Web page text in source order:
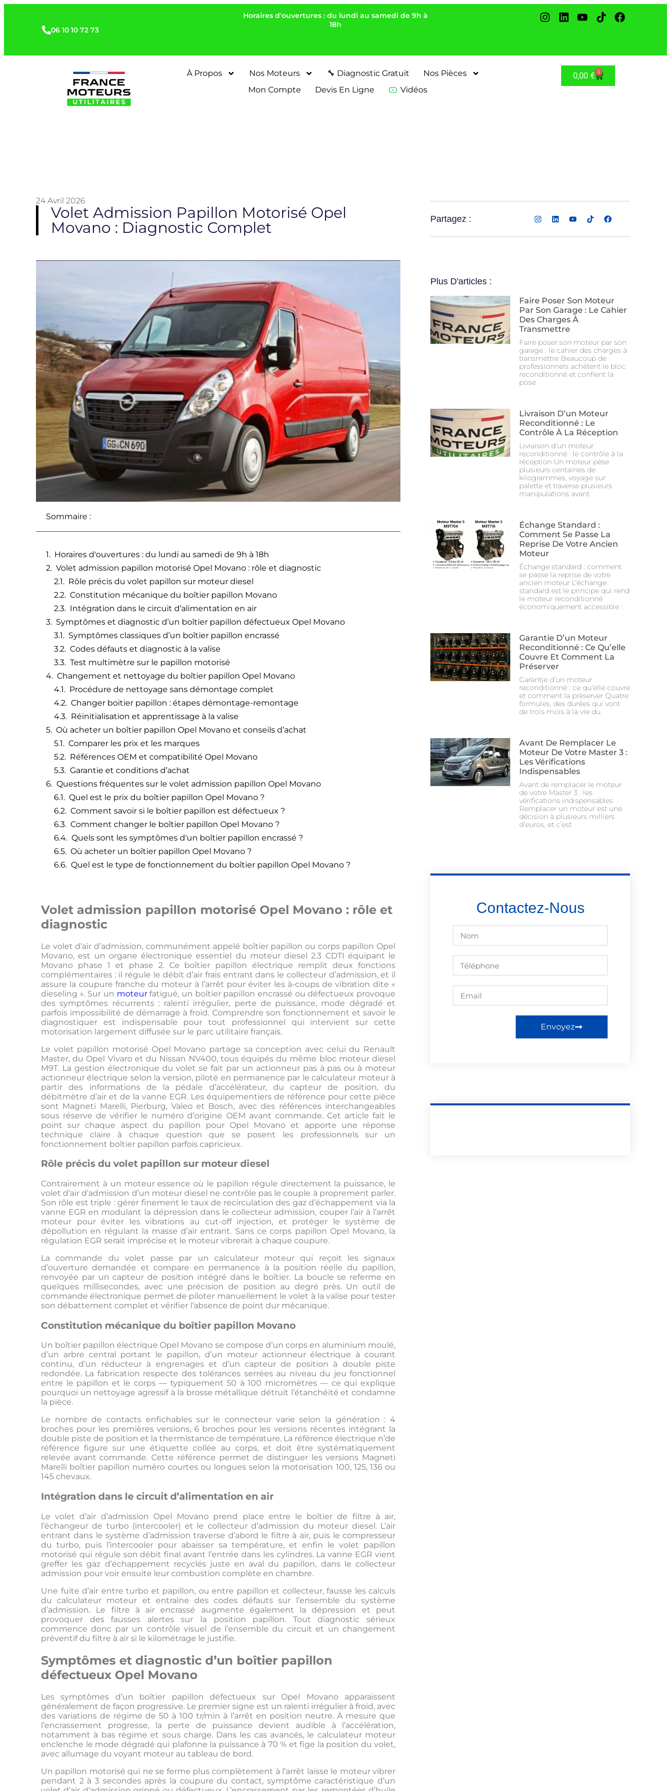
06 10 10 72 73
Horaires d'ouvertures : du lundi au samedi de 9h à
18h
À Propos Nos Moteurs 🔧 Diagnostic Gratuit
Nos Pièces
Mon Compte
Devis En Ligne Vidéos
0,00 € 0
24 Avril 2026
Volet Admission Papillon Motorisé Opel
Movano : Diagnostic Complet
Sommaire :
Horaires d'ouvertures : du lundi au samedi de 9h à 18h
Volet admission papillon motorisé Opel Movano : rôle et diagnostic
Rôle précis du volet papillon sur moteur diesel
Constitution mécanique du boîtier papillon Movano
Intégration dans le circuit d’alimentation en air
Symptômes et diagnostic d’un boîtier papillon défectueux Opel Movano
Symptômes classiques d’un boîtier papillon encrassé
Codes défauts et diagnostic à la valise
Test multimètre sur le papillon motorisé
Changement et nettoyage du boîtier papillon Opel Movano
Procédure de nettoyage sans démontage complet
Changer boitier papillon : étapes démontage-remontage
Réinitialisation et apprentissage à la valise
Où acheter un boîtier papillon Opel Movano et conseils d’achat
Comparer les prix et les marques
Références OEM et compatibilité Opel Movano
Garantie et conditions d’achat
Questions fréquentes sur le volet admission papillon Opel Movano
Quel est le prix du boîtier papillon Opel Movano ?
Comment savoir si le boîtier papillon est défectueux ?
Comment changer le boîtier papillon Opel Movano ?
Quels sont les symptômes d'un boîtier papillon encrassé ?
Où acheter un boîtier papillon Opel Movano ?
Quel est le type de fonctionnement du boîtier papillon Opel Movano ?
Volet admission papillon motorisé Opel Movano : rôle et
diagnostic
Le volet d’air d’admission, communément appelé boîtier papillon ou corps papillon Opel
Movano, est un organe électronique essentiel du moteur diesel 2.3 CDTI équipant le
Movano phase 1 et phase 2. Ce boîtier papillon électrique remplit deux fonctions
complémentaires : il régule le débit d’air frais entrant dans le collecteur d’admission, et il
assure la coupure franche du moteur à l’arrêt pour éviter les à-coups de vibration dite «
dieseling ». Sur un moteurfatigué, un boîtier papillon encrassé ou défectueux provoque
des symptômes récurrents : ralenti irrégulier, perte de puissance, mode dégradé et
parfois impossibilité de démarrage à froid. Comprendre son fonctionnement et savoir le
diagnostiquer est indispensable pour tout professionnel qui intervient sur cette
motorisation largement diffusée sur le parc utilitaire français.
Le volet papillon motorisé Opel Movano partage sa conception avec celui du Renault
Master, du Opel Vivaro et du Nissan NV400, tous équipés du même bloc moteur diesel
M9T. La gestion électronique du volet se fait par un actionneur pas à pas ou à moteur
actionneur électrique selon la version, piloté en permanence par le calculateur moteur à
partir des informations de la pédale d’accélérateur, du capteur de position, du
débitmètre d’air et de la vanne EGR. Les équipementiers de référence pour cette pièce
sont Magneti Marelli, Pierburg, Valeo et Bosch, avec des références interchangeables
sous réserve de vérifier le numéro d’origine OEM avant commande. Cet article fait le
point sur chaque aspect du papillon pour Opel Movano et apporte une réponse
technique claire à chaque question que se posent les professionnels sur un
fonctionnement boîtier papillon parfois capricieux.
Rôle précis du volet papillon sur moteur diesel
Contrairement à un moteur essence où le papillon régule directement la puissance, le
volet d’air d’admission d’un moteur diesel ne contrôle pas le couple à proprement parler.
Son rôle est triple : gérer finement le taux de recirculation des gaz d’échappement via la
vanne EGR en modulant la dépression dans le collecteur admission, couper l’air à l’arrêt
moteur pour éviter les vibrations au cut-off injection, et protéger le système de
dépollution en régulant la masse d’air entrant. Sans ce corps papillon Opel Movano, la
régulation EGR serait imprécise et le moteur vibrerait à chaque coupure.
La commande du volet passe par un calculateur moteur qui reçoit les signaux
d’ouverture demandée et compare en permanence à la position réelle du papillon,
renvoyée par un capteur de position intégré dans le boîtier. La boucle se referme en
quelques millisecondes, avec une précision de position au degré près. Un outil de
commande électronique permet de piloter manuellement le volet à la valise pour tester
son débattement complet et vérifier l’absence de point dur mécanique.
Constitution mécanique du boîtier papillon Movano
Un boîtier papillon électrique Opel Movano se compose d’un corps en aluminium moulé,
d’un arbre central portant le papillon, d’un moteur actionneur électrique à courant
continu, d’un réducteur à engrenages et d’un capteur de position à double piste
redondée. La fabrication respecte des tolérances serrées au niveau du jeu fonctionnel
entre le papillon et le corps — typiquement 50 à 100 micromètres — ce qui explique
pourquoi un nettoyage agressif à la brosse métallique détruit l’étanchéité et condamne
la pièce.
Le nombre de contacts enfichables sur le connecteur varie selon la génération : 4
broches pour les premières versions, 6 broches pour les versions récentes intégrant la
double piste de position et la thermistance de température. La référence électrique n’de
référence figure sur une étiquette collée au corps, et doit être systématiquement
relevée avant commande. Cette référence permet de distinguer les versions Magneti
Marelli boîtier papillon numéro courtes ou longues selon la motorisation 100, 125, 136 ou
145 chevaux.
Intégration dans le circuit d’alimentation en air
Le volet d’air d’admission Opel Movano prend place entre le boîtier de filtre à air,
l’échangeur de turbo (intercooler) et le collecteur d’admission du moteur diesel. L’air
entrant dans le système d’admission traverse d’abord le filtre à air, puis le compresseur
du turbo, puis l’intercooler pour abaisser sa température, et enfin le volet papillon
motorisé qui régule son débit final avant l’entrée dans les cylindres. La vanne EGR vient
greffer les gaz d’échappement recyclés juste en aval du papillon, dans le collecteur
admission pour voir ensuite leur combustion complète en chambre.
Une fuite d’air entre turbo et papillon, ou entre papillon et collecteur, fausse les calculs
du calculateur moteur et entraîne des codes défauts sur l’ensemble du système
d’admission. Le filtre à air encrassé augmente également la dépression et peut
provoquer des fausses alertes sur la position papillon. Tout diagnostic sérieux
commence donc par un contrôle visuel de l’ensemble du circuit et un changement
préventif du filtre à air si le kilométrage le justifie.
Symptômes et diagnostic d’un boîtier papillon
défectueux Opel Movano
Les symptômes d’un boîtier papillon défectueux sur Opel Movano apparaissent
généralement de façon progressive. Le premier signe est un ralenti irrégulier à froid, avec
des variations de régime de 50 à 100 tr/min à l’arrêt en position neutre. À mesure que
l’encrassement progresse, la perte de puissance devient audible à l’accélération,
notamment à bas régime et sous charge. Dans les cas avancés, le calculateur moteur
enclenche le mode dégradé qui plafonne la puissance à 70 % et fige la position du volet,
avec allumage du voyant moteur au tableau de bord.
Un papillon motorisé qui ne se ferme plus complètement à l’arrêt laisse le moteur vibrer
pendant 2 à 3 secondes après la coupure du contact, symptôme caractéristique d’un
Partagez :
Plus D'articles :
Faire Poser Son Moteur
Par Son Garage : Le Cahier
Des Charges À
Transmettre
Faire poser son moteur par son
garage : le cahier des charges à
transmettre Beaucoup de
professionnels achètent le bloc
reconditionné et confient la
pose
Livraison D’un Moteur
Reconditionné : Le
Contrôle À La Réception
Livraison d’un moteur
reconditionné : le contrôle à la
réception Un moteur pèse
plusieurs centaines de
kilogrammes, voyage sur
palette et traverse plusieurs
manipulations avant
Échange Standard :
Comment Se Passe La
Reprise De Votre Ancien
Moteur
Échange standard : comment
se passe la reprise de votre
ancien moteur L’échange
standard est le principe qui rend
le moteur reconditionné
économiquement accessible :
Garantie D’un Moteur
Reconditionné : Ce Qu’elle
Couvre Et Comment La
Préserver
Garantie d’un moteur
reconditionné : ce qu’elle couvre
et comment la préserver Quatre
formules, des durées qui vont
de trois mois à la vie du
Avant De Remplacer Le
Moteur De Votre Master 3 :
Les Vérifications
Indispensables
Avant de remplacer le moteur
de votre Master 3 : les
vérifications indispensables
Remplacer un moteur est une
décision à plusieurs milliers
d’euros, et c’est
Contactez-Nous
Envoyez